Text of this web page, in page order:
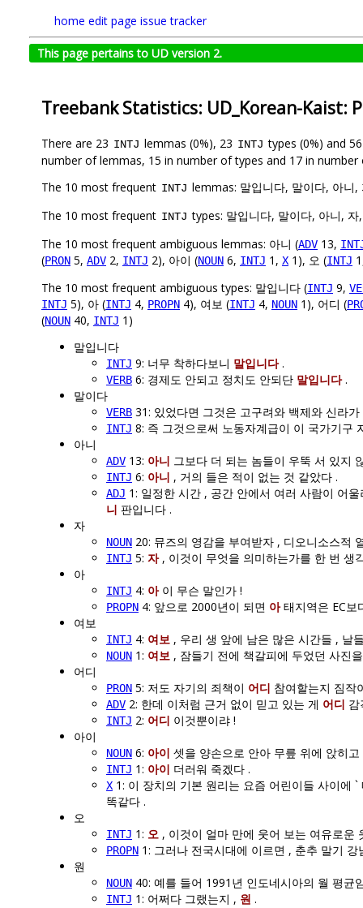
home edit page issue tracker
This page pertains to UD version 2.
Treebank Statistics: UD_Korean-Kaist:
There are 23 INTJ lemmas (0%), 23 INTJ types (0%) and
number of lemmas, 15 in number of types and 17 in number
The 10 most frequent INTJ lemmas: 말입니다, 말이다, 아니
The 10 most frequent INTJ types: 말입니다, 말이다, 아니,
The 10 most frequent ambiguous lemmas: 아니 (ADV 13,
(PRON 5, ADV 2, INTJ 2), 아이 (NOUN 6, INTJ 1, X 1), 오 (INTJ
The 10 most frequent ambiguous types: 말입니다 (INTJ 9,
INTJ 5), 아 (INTJ 4, PROPN 4), 여보 (INTJ 4, NOUN 1), 어디 (
(NOUN 40, INTJ 1)
말입니다
INTJ 9: 너무 착하다보니 말입니다.
VERB 6: 경제도 안되고 정치도 안되단 말입니다.
말이다
VERB 31: 있었다면 그것은 고구려와 백제와 신라
INTJ 8: 즉 그것으로써 노동자계급이 이 국가기구
아니
ADV 13: 아니 그보다 더 되는 놈들이 우뚝 서 있지
INTJ 6: 아니 , 거의 들은 적이 없는 것 같았다 .
ADJ 1: 일정한 시간 , 공간 안에서 여러 사람이 어
니 판입니다 .
자
NOUN 20: 뮤즈의 영감을 부여받자 , 디오니소스적
INTJ 5: 자, 이것이 무엇을 의미하는가를 한 번 생
아
INTJ 4: 아이 무슨 말인가 !
PROPN 4: 앞으로 2000년이 되면 아태지역은 EC보
여보
INTJ 4: 여보 , 우리 생 앞에 남은 많은 시간들 , 날
NOUN 1: 여보 , 잠들기 전에 책갈피에 두었던 사진
어디
PRON 5: 저도 자기의 죄책이 어디 참여할는지 짐작
ADV 2: 한데 이처럼 근거 없이 믿고 있는 게 어디 감
INTJ 2: 어디 이것뿐이랴 !
아이
NOUN 6: 아이 셋을 양손으로 안아 무릎 위에 앉히
INTJ 1: 아이 더러워 죽겠다 .
X 1: 이 장치의 기본 원리는 요즘 어린이들 사이에
똑같다 .
오
INTJ 1: 오 , 이것이 얼마 만에 웃어 보는 여유로운
PROPN 1: 그러나 전국시대에 이르면 , 춘추 말기
원
NOUN 40: 예를 들어 1991년 인도네시아의 월 평균
INTJ 1: 어쩌다 그랬는지 , 원 .